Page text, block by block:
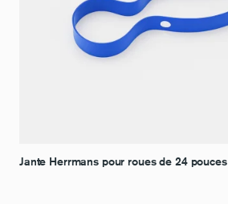
Jante Herrmans pour roues de 24 pouces